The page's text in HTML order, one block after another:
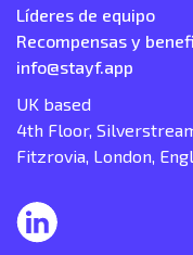
Líderes de equipo
Recompensas y
info@stayf.app
UK based
4th Floor,
Fitzrovia, London,